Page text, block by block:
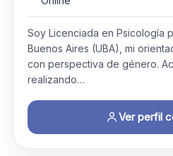
Soy Licenciada en Psicología
Buenos Aires (UBA), mi
con perspectiva de género.
realizando…
Ver perfil